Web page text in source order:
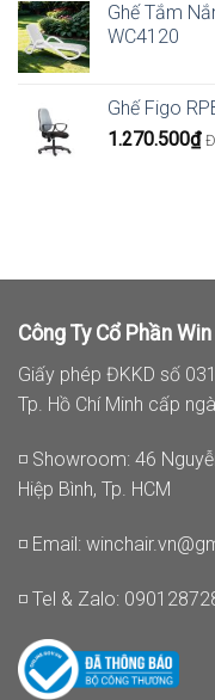
Ghế Tắm
WC4120
Ghế Figo
1.270.500₫
Công Ty Cổ Phần
Giấy phép ĐKKD số
Tp. Hồ Chí Minh cấp
◽ Showroom: 46
Hiệp Bình, Tp. HCM
◽ Email:
◽ Tel & Zalo: